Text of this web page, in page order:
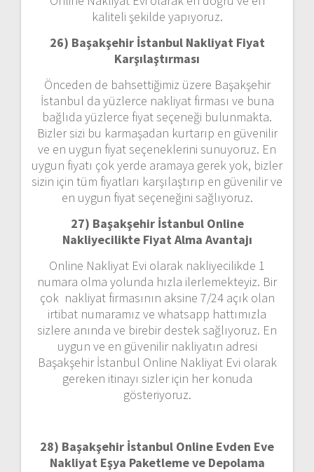
kaliteli şekilde yapıyoruz.
26) Başakşehir İstanbul Nakliyat Fiyat
Karşılaştırması
Önceden de bahsettiğimiz üzere Başakşehir
İstanbul da yüzlerce nakliyat firması ve buna
bağlıda yüzlerce fiyat seçeneği bulunmakta.
Bizler sizi bu karmaşadan kurtarıp en güvenilir
ve en uygun fiyat seçeneklerini sunuyoruz. En
uygun fiyatı çok yerde aramaya gerek yok, bizler
sizin için tüm fiyatları karşılaştırıp en güvenilir ve
en uygun fiyat seçeneğini sağlıyoruz.
27) Başakşehir İstanbul Online
Nakliyecilikte Fiyat Alma Avantajı
Online Nakliyat Evi olarak nakliyecilikde 1
numara olma yolunda hızla ilerlemekteyiz. Bir
çok nakliyat firmasının aksine 7/24 açık olan
irtibat numaramız ve whatsapp hattımızla
sizlere anında ve birebir destek sağlıyoruz. En
uygun ve en güvenilir nakliyatın adresi
Başakşehir İstanbul Online Nakliyat Evi olarak
gereken itinayı sizler için her konuda
gösteriyoruz.
28) Başakşehir İstanbul Online Evden Eve
Nakliyat Eşya Paketleme ve Depolama